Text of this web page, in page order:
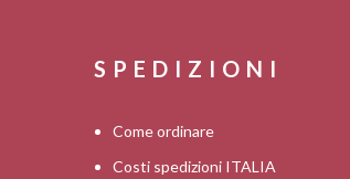
SPEDIZIONI
Come ordinare
Costi spedizioni ITALIA